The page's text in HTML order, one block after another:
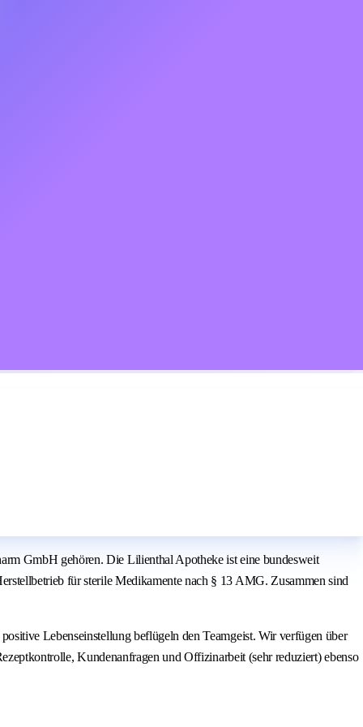
GmbH gehören. Die Lilienthal Apotheke ist eine bundesweit
für sterile Medikamente nach § 13 AMG. Zusammen sind
Lebenseinstellung beflügeln den Teamgeist. Wir verfügen über
Kundenanfragen und Offizinarbeit (sehr reduziert) ebenso